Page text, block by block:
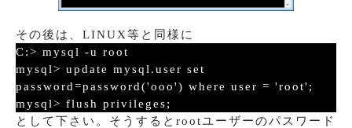
その後は、LINUX等と同様に
C:> mysql -u root
mysql> update mysql.user set
password=password('ooo') where user = 'root';
mysql> flush privileges;
として下さい。そうするとrootユーザーのパスワード